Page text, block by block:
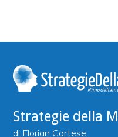
Strategie della
di Florian Cortese